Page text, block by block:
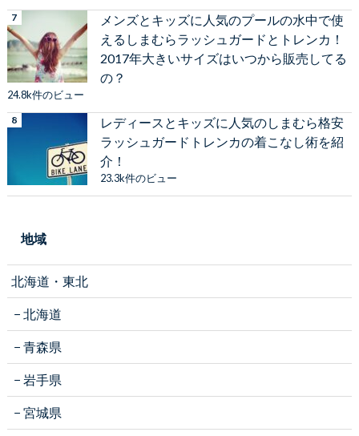
メンズとキッズに人気のプールの水中で使
えるしまむらラッシュガードとトレンカ！
2017年大きいサイズはいつから販売してる
の？
24.8k件のビュー
レディースとキッズに人気のしまむら格安
ラッシュガードトレンカの着こなし術を紹
介！
23.3k件のビュー
地域
北海道・東北
北海道
青森県
岩手県
宮城県